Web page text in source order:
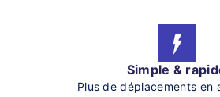
Simple &
Plus de déplacements en